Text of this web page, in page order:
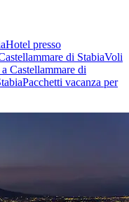
Hotel presso
di StabiaVoli
Castellammare di
Pacchetti vacanza per